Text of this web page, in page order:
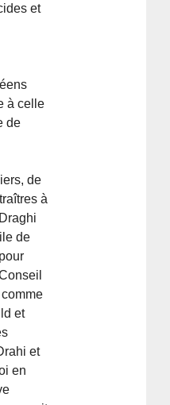
et
à celle
de
de
à
de
et
et
en